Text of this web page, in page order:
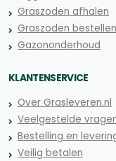
Graszoden afhalen
Graszoden bestellen
Gazononderhoud
KLANTENSERVICE
Over Grasleveren.nl
Veelgestelde
Bestelling en
Veilig betalen